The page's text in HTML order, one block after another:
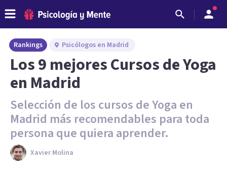
Rankings Psicólogos en Madrid
Los 9 mejores Cursos de Yoga
en Madrid
Selección de los cursos de Yoga en
Madrid más recomendables para toda
persona que quiera aprender.
Xavier Molina